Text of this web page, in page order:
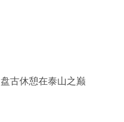
盘古休憩在泰山之巅